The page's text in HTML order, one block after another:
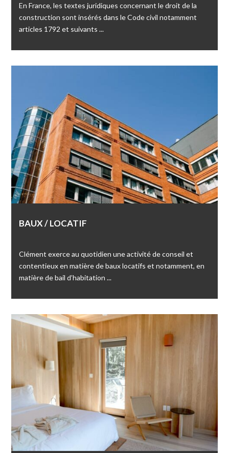
En France, les textes juridiques concernant le droit de la
construction sont insérés dans le Code civil notamment
articles 1792 et suivants ...
BAUX / LOCATIF
Clément exerce au quotidien une activité de conseil et
contentieux en matière de baux locatifs et notamment, en
matière de bail d’habitation ...